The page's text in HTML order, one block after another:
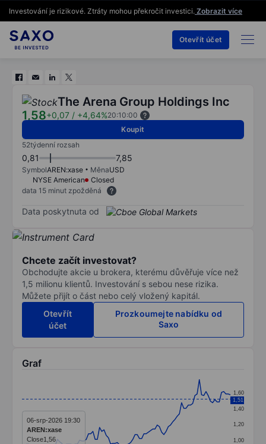
Investování je rizikové. Ztráty mohou překročit investici. Zobrazit více
Otevřít účet
The Arena Group Holdings Inc
1,58+0,07 / +4,64%20:10:00
Koupit
52týdenní rozsah
0,81 7,85
SymbolAREN:xase MěnaUSD
NYSE American
Closed
data 15 minut zpožděná
Data poskytnuta od
Chcete začít investovat?
Obchodujte akcie u brokera, kterému důvěřuje více než
1,5 milionu klientů. Investování s sebou nese rizika.
Můžete přijít o část nebo celý vložený kapitál.
Otevřít
účet
Prozkoumejte nabídku od
Saxo
Graf
The chart has 1 X axis displaying categories.
The chart has 1 Y axis displaying values. Data
1,00
1,20
1,40
1,60
1,51
06-srp-2026 19:30
AREN:xase
Close1,56